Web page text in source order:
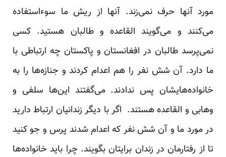
مورد آنها حرف نمی‌زند. آنها از ریش ما سوءاستفاده
می‌کنند و می‌گویند القاعده و طالبان هستید. کسی
نمی‌پرسد طالبان در افغانستان و پاکستان چه ارتباطی با
ما دارد. آن شش نفر را هم اعدام کردند و جنازه‌ها را به
خانواده‌هایشان پس ندادند. می‌گفتند این‌ها سلفی و
وهابی و القاعده هستند. اگر با دیگر زندانیان ارتباط دارید
در مورد ما و آن شش نفر که اعدام شدند پرس و جو کنید
تا از رفتارمان در زندان برایتان بگویند. چرا باید خانواده‌ها